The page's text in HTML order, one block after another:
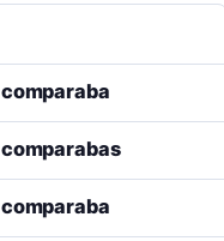
comparaba
comparabas
comparaba